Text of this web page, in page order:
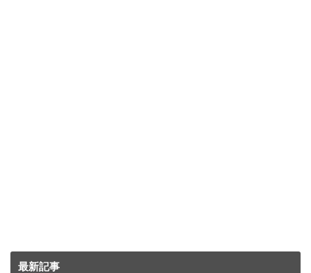
最新記事